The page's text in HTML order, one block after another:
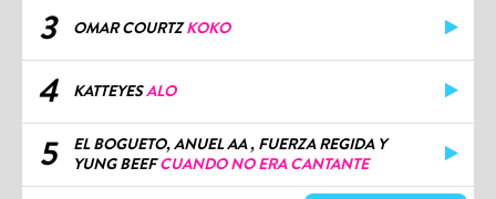
3 OMAR COURTZKOKO
4 KATTEYESALO
5
EL BOGUETO, ANUEL AA , FUERZA REGIDA Y
YUNG BEEFCUANDO NO ERA CANTANTE